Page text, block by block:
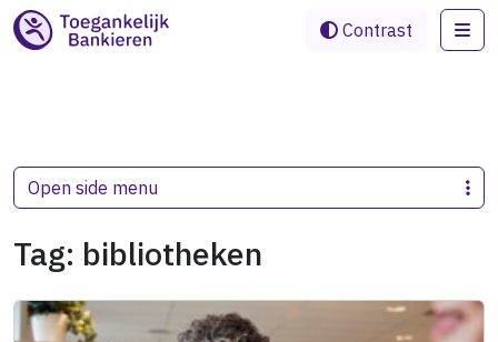
Contrast
Tag: bibliotheken
Open side menu